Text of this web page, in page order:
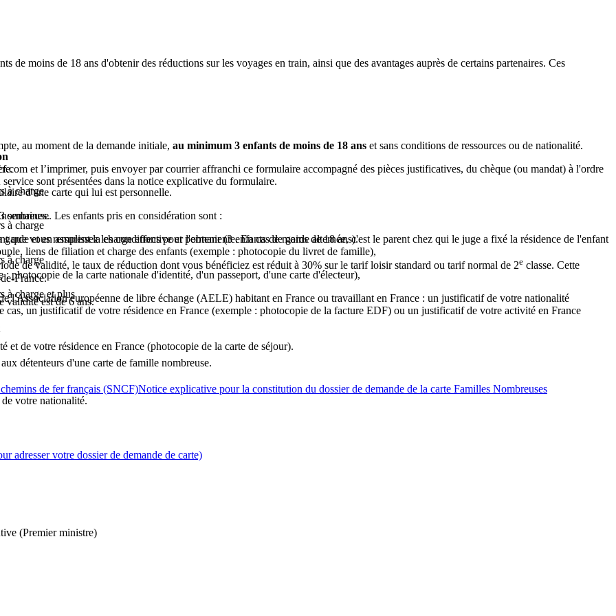
de moins de 18 ans d'obtenir des réductions sur les voyages en train, ainsi que des avantages auprès de certains partenaires. Ces
à charge
à charge
à charge
à charge et plus
détenteurs d'une carte de famille nombreuse.
au moment de la demande initiale, au minimum 3 enfants de moins de 18 ans et sans conditions de ressources ou de nationalité.
d'une carte qui lui est personnelle.
Les enfants pris en considération sont :
et en assurent la charge effective et permanente. En cas de garde alternée, c'est le parent chez qui le juge a fixé la résidence de l'enfant
et l’imprimer, puis envoyer par courrier affranchi ce formulaire accompagné des pièces justificatives, du chèque (ou mandat) à l'ordre
sont présentées dans la notice explicative du formulaire.
liens de filiation et charge des enfants (exemple : photocopie du livret de famille),
photocopie de la carte nationale d'identité, d'un passeport, d'une carte d'électeur),
l'Association européenne de libre échange (AELE) habitant en France ou travaillant en France : un justificatif de votre nationalité
cas, un justificatif de votre résidence en France (exemple : photocopie de la facture EDF) ou un justificatif de votre activité en France
de votre résidence en France (photocopie de la carte de séjour).
votre nationalité.
semaines.
que vous remplissez les conditions pour l'obtenir (3 enfants de moins de 18 ans).
de validité, le taux de réduction dont vous bénéficiez est réduit à 30% sur le tarif loisir standard ou tarif normal de 2e classe. Cette
France.
validité est de 6 ans.
de fer français (SNCF)Notice explicative pour la constitution du dossier de demande de la carte Familles Nombreuses
adresser votre dossier de demande de carte)
(Premier ministre)